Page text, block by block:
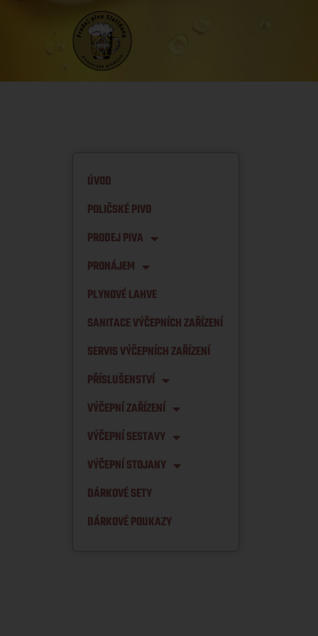
ÚVOD
POLIČSKÉ PIVO
PRODEJ PIVA
PRONÁJEM
PLYNOVÉ LAHVE
SANITACE VÝČEPNÍCH ZAŘÍZENÍ
SERVIS VÝČEPNÍCH ZAŘÍZENÍ
PŘÍSLUŠENSTVÍ
VÝČEPNÍ ZAŘÍZENÍ
VÝČEPNÍ SESTAVY
VÝČEPNÍ STOJANY
DÁRKOVÉ SETY
DÁRKOVÉ POUKAZY